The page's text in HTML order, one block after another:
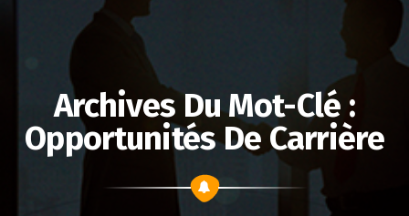
Archives Du Mot-Clé :
Opportunités De Carrière